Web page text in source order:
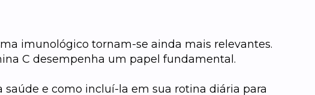
imunológico tornam-se ainda mais relevantes.
C desempenha um papel fundamental.
e como incluí-la em sua rotina diária para